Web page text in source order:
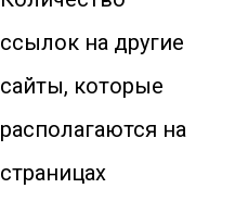
ссылок на другие
сайты, которые
располагаются на
страницах